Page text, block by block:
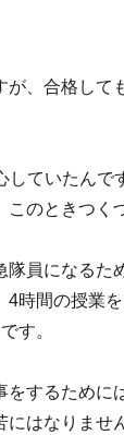
、合格して
ていたんで
のときつく
員になるた
時間の授業
す。
するために
はなりませ